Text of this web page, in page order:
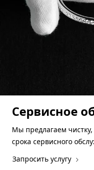
Сервисное
Мы предлагаем
срока сервисного
Запросить услугу